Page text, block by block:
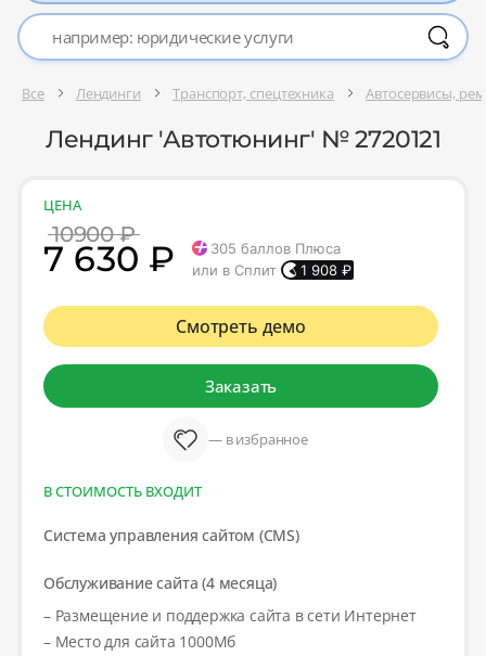
Все Лендинги Транспорт, спецтехника Автосервисы,
Лендинг 'Автотюнинг' № 2720121
ЦЕНА
10900 ₽
7 630 ₽ 305 баллов Плюса
или в Сплит
1 908 ₽
Смотреть демо
Заказать
— в избранное
В СТОИМОСТЬ ВХОДИТ
Система управления сайтом (CMS)
Обслуживание сайта (4 месяца)
– Размещение и поддержка сайта в сети Интернет
– Место для сайта 1000Мб